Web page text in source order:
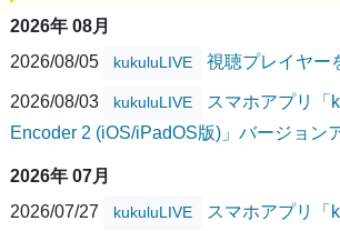
2026年 08月
2026/08/05
kukuluLIVE 視聴プレイヤー
2026/08/03 kukuluLIVE
スマホアプリ「
Encoder 2 (iOS/iPadOS版)」バージョン
2026年 07月
2026/07/27
kukuluLIVE
スマホアプリ「